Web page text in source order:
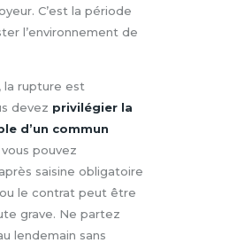
C’est la période
l’environnement de
la rupture est
devez privilégier la
d’un commun
vous pouvez
saisine obligatoire
le contrat peut être
grave. Ne partez
lendemain sans